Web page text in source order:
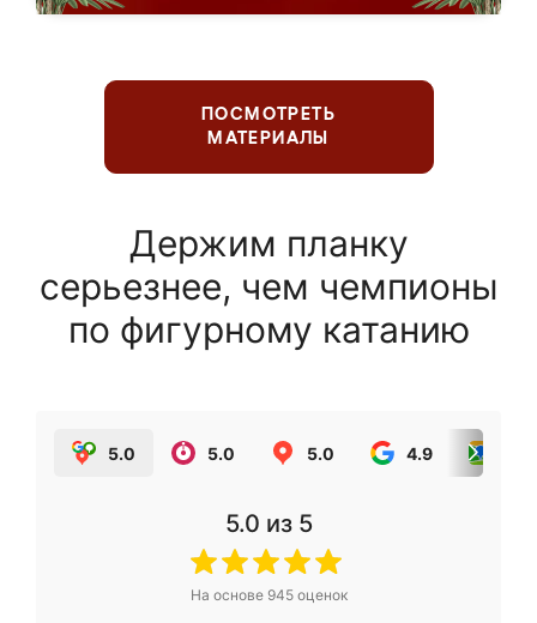
ПОСМОТРЕТЬ
МАТЕРИАЛЫ
Держим планку
серьезнее, чем чемпионы
по фигурному катанию
5.0 5.0 5.0 4.9
5.0 из 5
На основе 945оценок